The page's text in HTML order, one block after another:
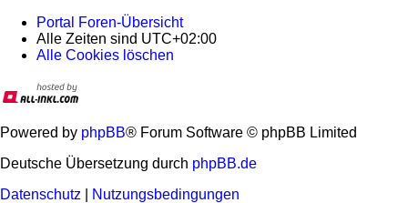
Portal
Foren-Übersicht
Alle Zeiten sind UTC+02:00
Alle Cookies löschen
Powered by phpBB® Forum Software © phpBB Limited
Deutsche Übersetzung durch phpBB.de
Datenschutz
Nutzungsbedingungen